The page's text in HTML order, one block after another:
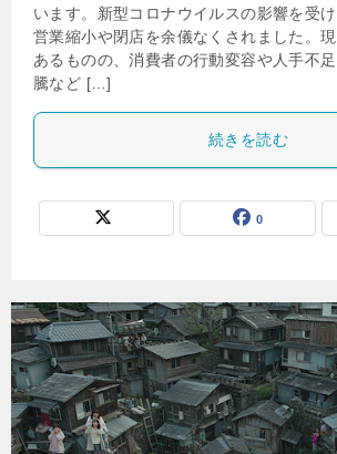
います。新型コロナウイルスの影響を受
営業縮小や閉店を余儀なくされました。
あるものの、消費者の行動変容や人手不
騰など […]
続きを読む
0